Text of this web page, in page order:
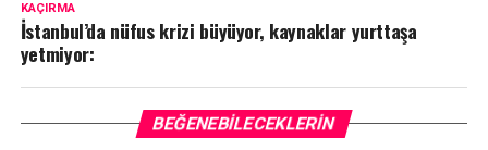
KAÇIRMA
İstanbul’da nüfus krizi büyüyor, kaynaklar yurttaşa
yetmiyor:
BEĞENEBILECEKLERIN